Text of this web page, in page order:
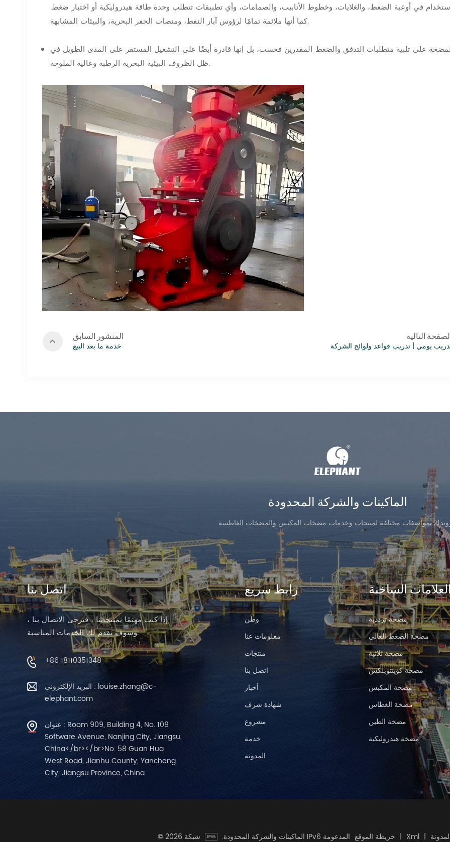
في أوعية الضغط، والغلايات، وخطوط الأنابيب، والصمامات، وأي تطبيقات تتطلب وحدة طاقة هيدروليكية أو اختبار ضغط.
كما أنها ملائمة تمامًا لرؤوس آبار النفط، ومنصات الحفر البحرية، والبيئات المشابهة.
على تلبية متطلبات التدفق والضغط المقدرين فحسب، بل إنها قادرة أيضًا على التشغيل المستقر على المدى الطويل في
ظل الظروف البيئية البحرية الرطبة وعالية الملوحة.
المنشور السابق
خدمة ما بعد البيع
التالية
يومي | تدريب قواعد ولوائح الشركة
الماكينات والشركة المحدودة
بمواصفات مختلفة لمنتجات وخدمات مضخات المكبس والمضخات الغاطسة
اتصل بنا
إذا كنت مهتمًا بمنتجاتنا ، فيرجى الاتصال بنا ،
وسوف نقدم لك الخدمات المناسبة.
+86 18110351348
البريد الإلكتروني : louise.zhang@c-
elephant.com
عنوان : Room 909, Building 4, No. 109
Software Avenue, Nanjing City, Jiangsu,
China</br></br>No. 58 Guan Hua
West Road, Jianhu County, Yancheng
City, Jiangsu Province, China
رابط سريع
وطن
معلومات عنا
منتجات
اتصل بنا
أخبار
شهادة شرف
مشروع
خدمة
المدونة
الساخنة
مضخة ترددية
مضخة الضغط العالي
مضخة ثلاثية
مضخة كوينتوبلكس
مضخة المكبس
مضخة الغطاس
مضخة الطين
مضخة هيدروليكية
© 2026 الماكينات والشركة المحدودة. خريطة الموقع | Xml |